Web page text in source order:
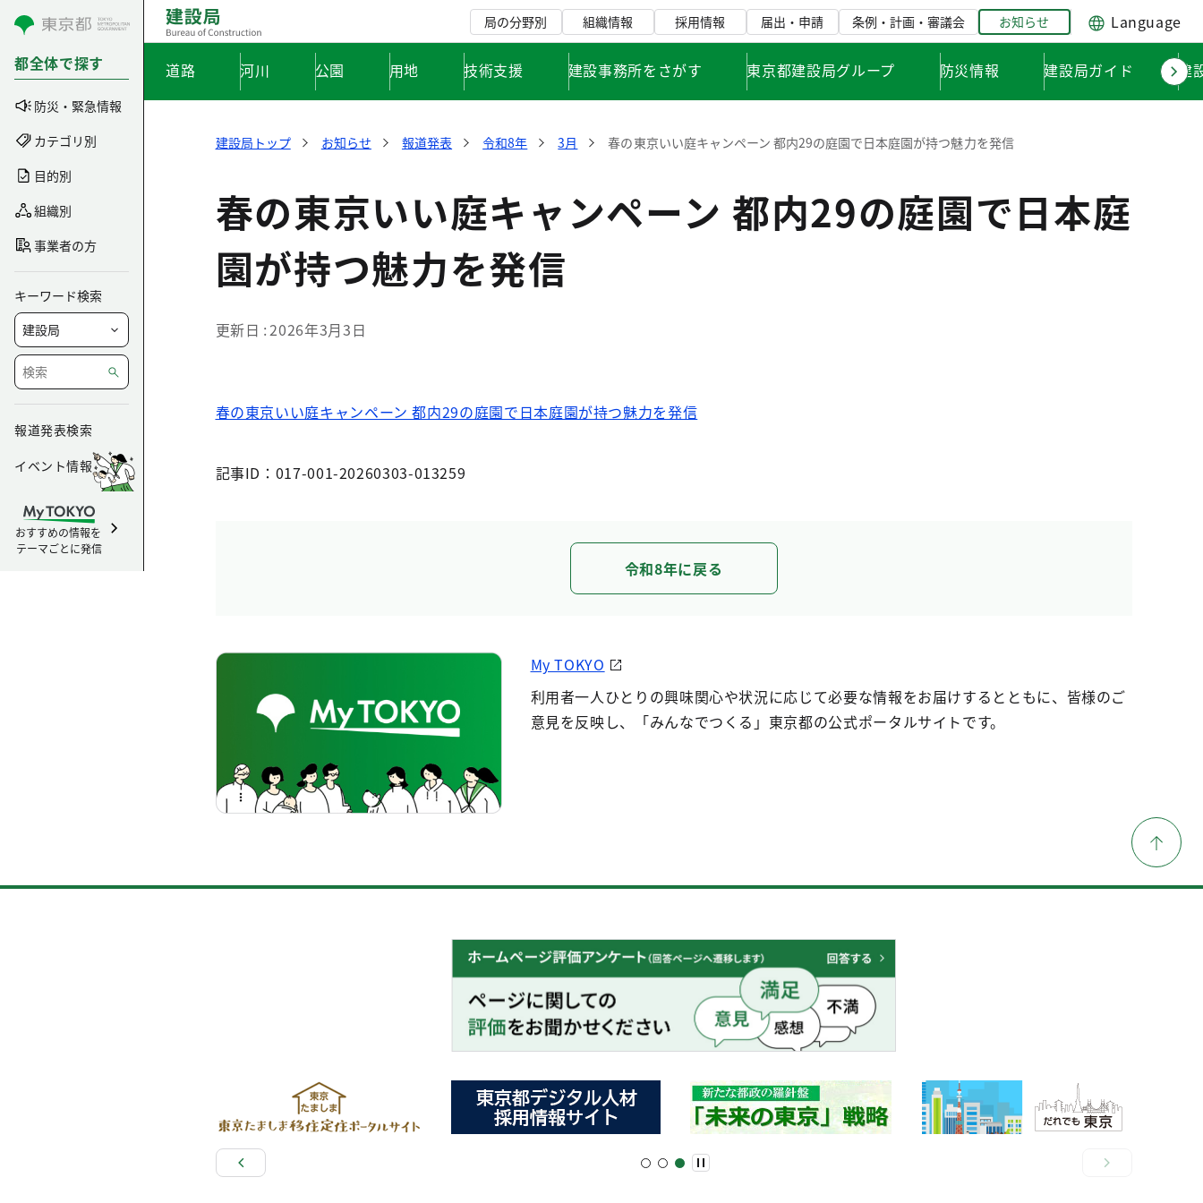
コンテンツにスキップ
都全体で探す
防災・緊急情報
カテゴリ別
目的別
組織別
事業者の方
キーワード検索
報道発表検索
イベント情報
おすすめの情報を
テーマごとに発信
局の分野別 組織情報 採用情報 届出・申請 条例・計画・審議会 お知らせ Language
道路 河川 公園 用地 技術支援 建設事務所をさがす 東京都建設局グループ 防災情報 建設局ガイド 建
建設局トップ お知らせ 報道発表 令和8年 3月 春の東京いい庭キャンペーン 都内29の庭園で日本庭園が持つ魅力を発信
春の東京いい庭キャンペーン 都内29の庭園で日本庭
園が持つ魅力を発信
更新日 2026年3月3日
春の東京いい庭キャンペーン 都内29の庭園で日本庭園が持つ魅力を発信
記事ID：017-001-20260303-013259
令和8年に戻る
My TOKYO
利用者一人ひとりの興味関心や状況に応じて必要な情報をお届けするとともに、皆様のご
意見を反映し、「みんなでつくる」東京都の公式ポータルサイトです。